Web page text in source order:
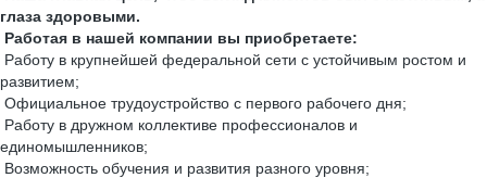
глаза здоровыми.
Работая в нашей компании вы приобретаете:
Работу в крупнейшей федеральной сети с устойчивым ростом и
развитием;
Официальное трудоустройство с первого рабочего дня;
Работу в дружном коллективе профессионалов и
единомышленников;
Возможность обучения и развития разного уровня;